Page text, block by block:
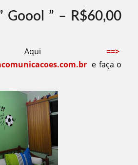
Goool ” – R$60,00
Aqui==>
e faça o